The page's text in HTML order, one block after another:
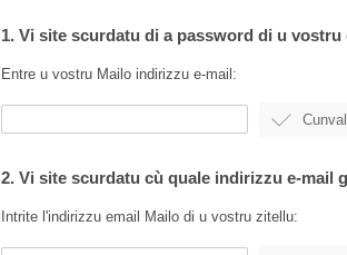
1. Vi site scurdatu di a password di u
Entre u vostru Mailo indirizzu e-mail:
2. Vi site scurdatu cù quale indirizzu e-
Intrite l'indirizzu email Mailo di u vostru zitellu: